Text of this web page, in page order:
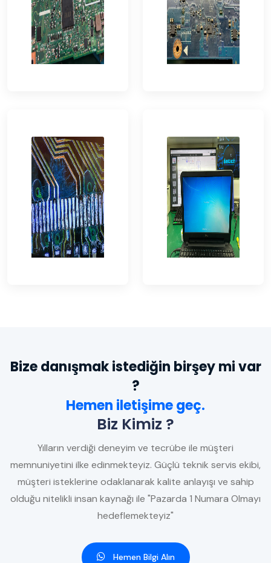
Bize danışmak istediğin birşey mi var
?
Hemen iletişime geç.
Biz Kimiz ?
Yılların verdiği deneyim ve tecrübe ile müşteri
memnuniyetini ilke edinmekteyiz. Güçlü teknik servis ekibi,
müşteri isteklerine odaklanarak kalite anlayışı ve sahip
olduğu nitelikli insan kaynağı ile "Pazarda 1 Numara Olmayı
hedeflemekteyiz"
Hemen Bilgi Alın